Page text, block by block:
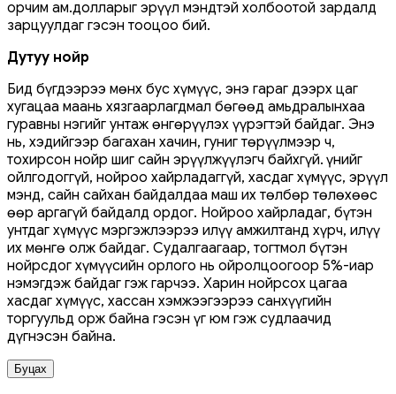
орчим ам.долларыг эрүүл мэндтэй холбоотой зардалд
зарцуулдаг гэсэн тооцоо бий.
Дутуу нойр
Бид бүгдээрээ мөнх бус хүмүүс, энэ гараг дээрх цаг
хугацаа маань хязгаарлагдмал бөгөөд амьдралынхаа
гуравны нэгийг унтаж өнгөрүүлэх үүрэгтэй байдаг. Энэ
нь, хэдийгээр багахан хачин, гуниг төрүүлмээр ч,
тохирсон нойр шиг сайн эрүүлжүүлэгч байхгүй. Үүнийг
ойлгодоггүй, нойроо хайрладаггүй, хасдаг хүмүүс, эрүүл
мэнд, сайн сайхан байдалдаа маш их төлбөр төлөхөөс
өөр аргагүй байдалд ордог. Нойроо хайрладаг, бүтэн
унтдаг хүмүүс мэргэжлээрээ илүү амжилтанд хүрч, илүү
их мөнгө олж байдаг. Судалгаагаар, тогтмол бүтэн
нойрсдог хүмүүсийн орлого нь ойролцоогоор 5%-иар
нэмэгдэж байдаг гэж гарчээ. Харин нойрсох цагаа
хасдаг хүмүүс, хассан хэмжээгээрээ санхүүгийн
торгуульд орж байна гэсэн үг юм гэж судлаачид
дүгнэсэн байна.
Буцах